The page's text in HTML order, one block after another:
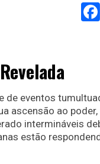
de eventos
ascensão ao
intermináveis
estão